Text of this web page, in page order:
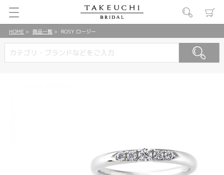
HOME 商品一覧 ROSY ロージー